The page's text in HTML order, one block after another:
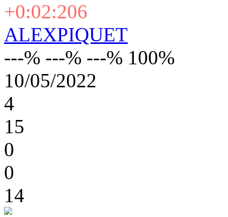
+0:02:206
ALEXPIQUET
---% ---% ---% 100%
10/05/2022
4
15
0
0
14